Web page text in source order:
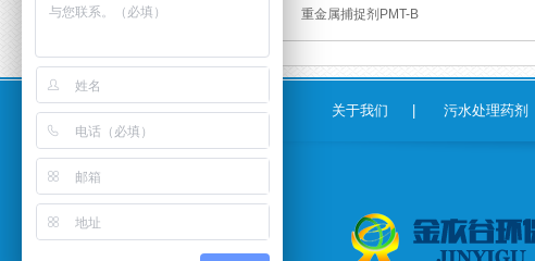
重金属捕捉剂PMT-B
关于我们 污水处理药剂